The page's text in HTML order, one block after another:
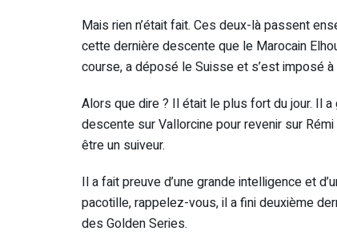
Mais rien n’était fait. Ces deux-là passent
cette dernière descente que le Marocain
course, a déposé le Suisse et s’est imposé à
Alors que dire ? Il était le plus fort du jour. Il
descente sur Vallorcine pour revenir sur
être un suiveur.
Il a fait preuve d’une grande intelligence et
pacotille, rappelez-vous, il a fini deuxième
des Golden Series.